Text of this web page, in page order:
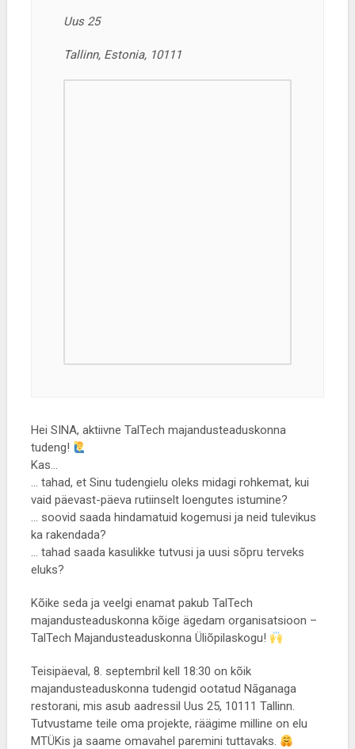
Uus 25
Tallinn, Estonia, 10111
Hei SINA, aktiivne TalTech majandusteaduskonna
tudeng!
Kas…
… tahad, et Sinu tudengielu oleks midagi rohkemat, kui
vaid päevast-päeva rutiinselt loengutes istumine?
… soovid saada hindamatuid kogemusi ja neid tulevikus
ka rakendada?
… tahad saada kasulikke tutvusi ja uusi sõpru terveks
eluks?
Kõike seda ja veelgi enamat pakub TalTech
majandusteaduskonna kõige ägedam organisatsioon –
TalTech Majandusteaduskonna Üliõpilaskogu!
Teisipäeval, 8. septembril kell 18:30 on kõik
majandusteaduskonna tudengid ootatud Nāganaga
restorani, mis asub aadressil Uus 25, 10111 Tallinn.
Tutvustame teile oma projekte, räägime milline on elu
MTÜKis ja saame omavahel paremini tuttavaks.